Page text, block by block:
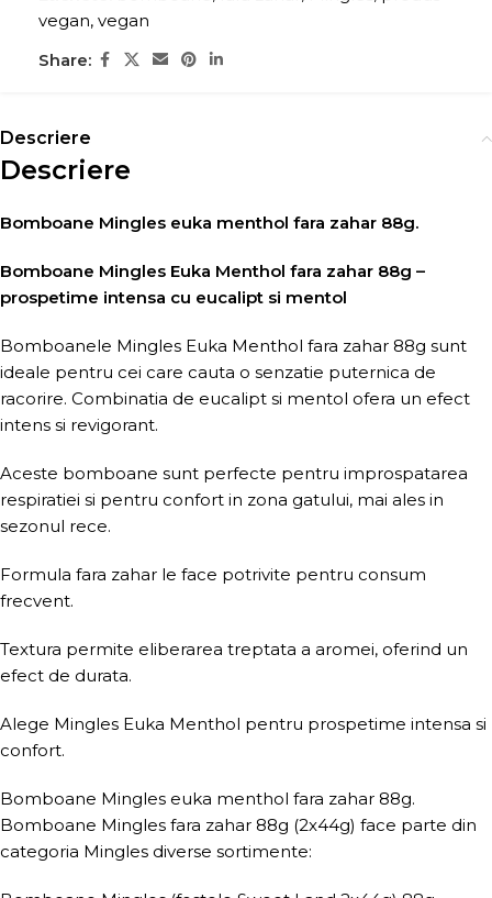
vegan, vegan
Share:
Descriere
Descriere
Bomboane Mingles euka menthol fara zahar 88g.
Bomboane Mingles Euka Menthol fara zahar 88g –
prospetime intensa cu eucalipt si mentol
Bomboanele Mingles Euka Menthol fara zahar 88g sunt
ideale pentru cei care cauta o senzatie puternica de
racorire. Combinatia de eucalipt si mentol ofera un efect
intens si revigorant.
Aceste bomboane sunt perfecte pentru improspatarea
respiratiei si pentru confort in zona gatului, mai ales in
sezonul rece.
Formula fara zahar le face potrivite pentru consum
frecvent.
Textura permite eliberarea treptata a aromei, oferind un
efect de durata.
Alege Mingles Euka Menthol pentru prospetime intensa si
confort.
Bomboane Mingles euka menthol fara zahar 88g.
Bomboane Mingles fara zahar 88g (2x44g) face parte din
categoria Mingles diverse sortimente: